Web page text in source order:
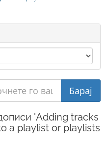
'Adding tracks
a playlist or playlists